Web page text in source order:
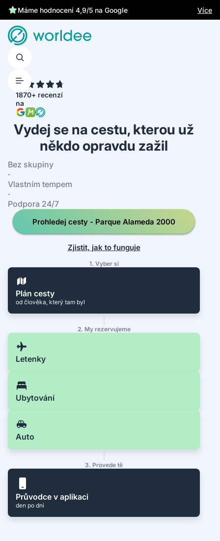
Máme hodnocení 4,9/5 na Google
Více
1870+ recenzí
na
Vydej se na cestu, kterou už
někdo opravdu zažil
Bez skupiny
·
Vlastním tempem
·
Podpora 24/7
Prohledej cesty - Parque Alameda 2000
Zjistit, jak to funguje
1. Vyber si
Plán cesty
od člověka, který tam byl
2. My rezervujeme
Letenky
Ubytování
Auto
3. Provede tě
Průvodce v aplikaci
den po dni